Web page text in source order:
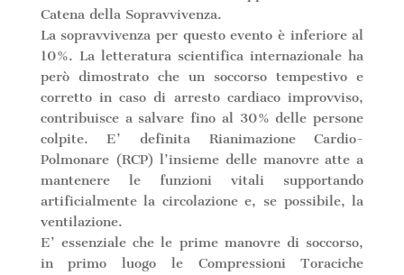
Catena della Sopravvivenza.
La sopravvivenza per questo evento è inferiore al
10%. La letteratura scientifica internazionale ha
però dimostrato che un soccorso tempestivo e
corretto in caso di arresto cardiaco improvviso,
contribuisce a salvare fino al 30% delle persone
colpite. E’ definita Rianimazione Cardio-
Polmonare (RCP) l’insieme delle manovre atte a
mantenere le funzioni vitali supportando
artificialmente la circolazione e, se possibile, la
ventilazione.
E’ essenziale che le prime manovre di soccorso,
in primo luogo le Compressioni Toraciche